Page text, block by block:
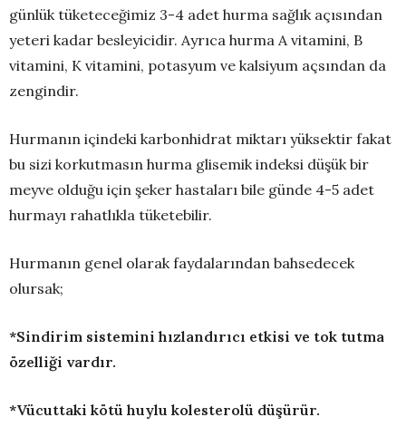
günlük tüketeceğimiz 3-4 adet hurma sağlık açısından
yeteri kadar besleyicidir. Ayrıca hurma A vitamini, B
vitamini, K vitamini, potasyum ve kalsiyum açsından da
zengindir.
Hurmanın içindeki karbonhidrat miktarı yüksektir fakat
bu sizi korkutmasın hurma glisemik indeksi düşük bir
meyve olduğu için şeker hastaları bile günde 4-5 adet
hurmayı rahatlıkla tüketebilir.
Hurmanın genel olarak faydalarından bahsedecek
olursak;
*Sindirim sistemini hızlandırıcı etkisi ve tok tutma
özelliği vardır.
*Vücuttaki kötü huylu kolesterolü düşürür.